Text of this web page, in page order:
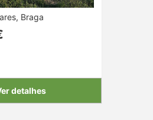
Braga
detalhes